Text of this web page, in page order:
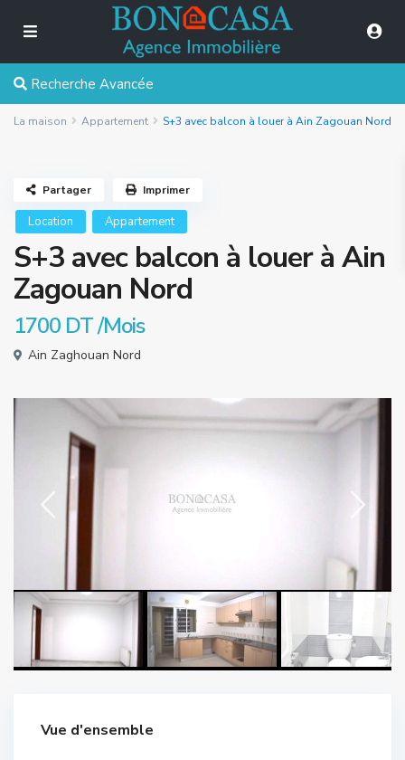
Recherche Avancée
La maison Appartement S+3 avec balcon à louer à Ain Zagouan Nord
Location Appartement
S+3 avec balcon à louer à Ain
Zagouan Nord
1700 DT/Mois
Ain Zaghouan Nord
Partager Imprimer
Vue d'ensemble